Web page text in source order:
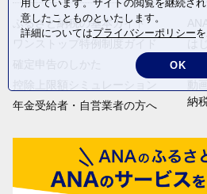
ふるさと納税の基本ガイド
年金受給者・自営業者の方へ
ふ
納
用しています。サイトの閲覧を継続さ
意したことものといたします。
詳細についてはプライバシーポリシー
OK